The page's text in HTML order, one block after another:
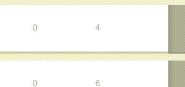
0 4
0 6